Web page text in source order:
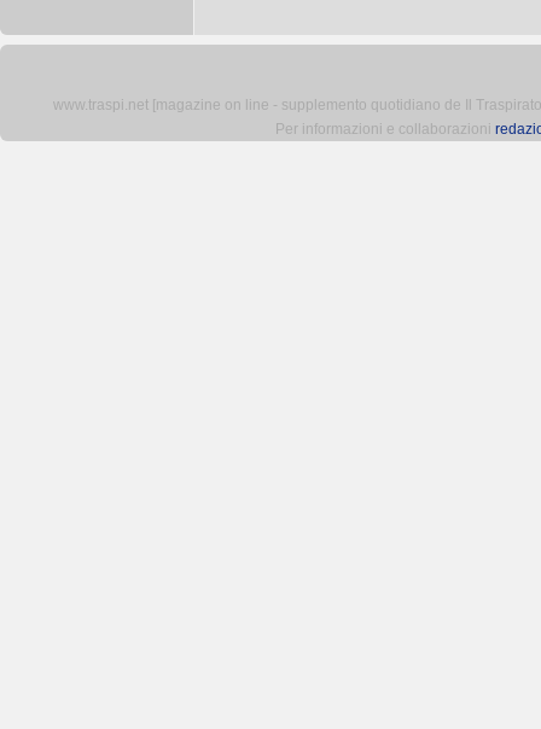
www.traspi.net [magazine on line - supplemento quotidiano de Il
Per informazioni e collaborazioni